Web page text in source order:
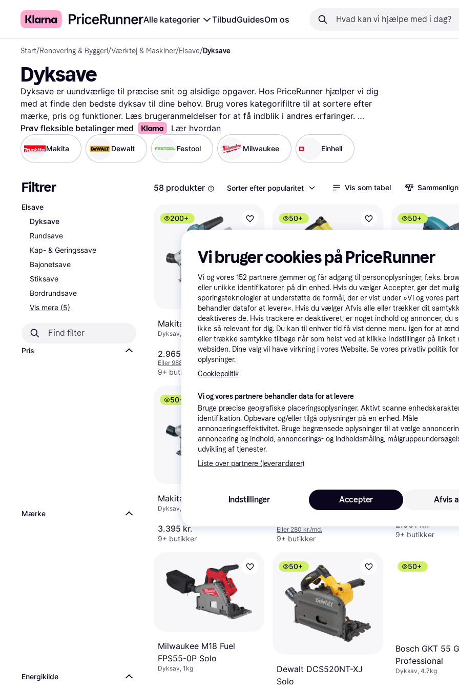
Alle kategorier TilbudGuidesOm os
Start/Renovering & Byggeri/Værktøj & Maskiner/Elsave/Dyksave
Dyksave
Dyksave er uundværlige til præcise snit og alsidige opgaver. Hos PriceRunner hjælper vi dig
med at finde den bedste dyksav til dine behov. Brug vores kategorifiltre til at sortere efter
mærke, pris og funktioner. Læs brugeranmeldelser for at få indblik i andres erfaringer.
Vores produkt- og prissammenligning gør det nemt at se forskellene mellem forskellige
dyksave. Uanset om du er professionel eller gør-det-selv-entusiast, kan du finde den rigtige
dyksav her! Mere om dyksave »
Prøv fleksible betalinger med Lær hvordan
Makita Dewalt Festool Milwaukee Einhell
Filtrer
Elsave
Dyksave
Rundsave
Kap- & Geringssave
Bajonetsave
Stiksave
Bordrundsave
Vis mere (5)
Pris
Mærke
Energikilde
58 produkter Sorter efter popularitet Vis som tabel
200+
Makita DSP600Z Solo 5
Dyksav, 5.1kg
2.965 kr.
Eller 988 kr./md.
9+ butikker
50+
Dewalt DWS520KTR-
QS
4.5
Dyksav, 5kg
2.988 kr.
50+
Makita SP6000J
Dyksav, 4.4kg
2.539 kr.
50+
Makita SP6000J1 4.6
Dyksav, 7.5kg
3.395 kr.
9+ butikker
Trender
Einhell TE-PS 165
Dyksav, 4.8kg
Eller 280 kr./md.
9+ butikker
Makita
2.901 kr.
9+ butikker
Milwaukee M18 Fuel
FPS55-0P Solo
Dyksav, 1kg
50+
Dewalt DCS520NT-XJ
Solo
50+
Bosch GKT 55
Professional
Dyksav, 4.7kg
Vi bruger cookies på PriceRunner
Vi og vores 152 partnere gemmer og får adgang til personoplysninger, f.eks.
eller unikke identifikatorer, på din enhed. Hvis du vælger Accepter, gør det
sporingsteknologier at understøtte de formål, der er vist under »Vi og vores
behandler datafor at levere«. Hvis du vælger Afvis alle eller trækker dit
deaktiveres de. Hvis trackere er deaktiveret, er noget indhold og annoncer, du
ikke så relevant for dig. Du kan til enhver tid få vist denne menu igen for at
eller trække samtykke tilbage når som helst ved at klikke Indstillinger på linket
websiden. Dine valg vil have virkning i vores Website. Se vores privatliv politik
oplysninger.
Cookiepolitik
Vi og vores partnere behandler data for at levere
Bruge præcise geografiske placeringsoplysninger. Aktivt scanne
identifikation. Opbevare og/eller tilgå oplysninger på en enhed. Måle
annonceringseffektivitet. Bruge begrænsede oplysninger til at vælge
annoncering og indhold, annoncerings- og indholdsmåling,
udvikling af tjenester.
Liste over partnere (leverandører)
Indstillinger Afvis
Accepter